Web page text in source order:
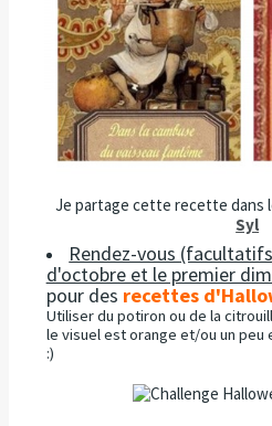
Je partage cette recette dans
Syl
Rendez-vous
d'octobre et le premier
pour des recettes
Utiliser du potiron ou de la
le visuel est orange et/ou un peu
:)